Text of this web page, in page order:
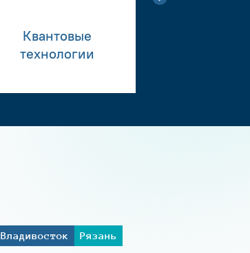
Квантовые
технологии
Владивосток
Рязань